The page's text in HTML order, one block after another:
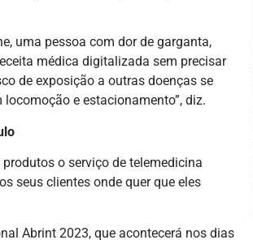
uma pessoa com dor de garganta,
médica digitalizada sem precisar
de exposição a outras doenças se
e estacionamento”, diz.
o serviço de telemedicina
seus clientes onde quer que eles
Abrint 2023, que acontecerá nos dias